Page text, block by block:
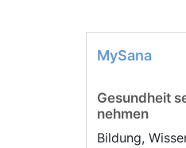
MySana
Gesundheit
nehmen
Bildung,